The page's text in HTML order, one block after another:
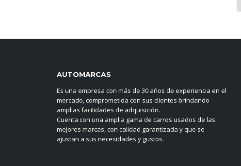
AUTOMARCAS
Es una empresa con más de 30 años de experiencia en el
mercado, comprometida con sus clientes brindando
amplias facilidades de adquisición.
Cuenta con una amplia gama de carros usados de las
mejores marcas, con calidad garantizada y que se
ajustan a sus necesidades y gustos.